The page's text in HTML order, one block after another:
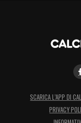
SCARICA L’APP DI
PRIVACY